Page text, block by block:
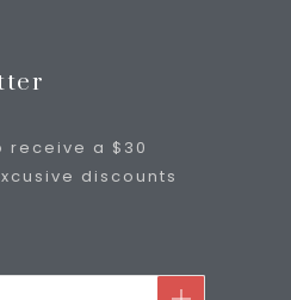
receive a $30
discounts